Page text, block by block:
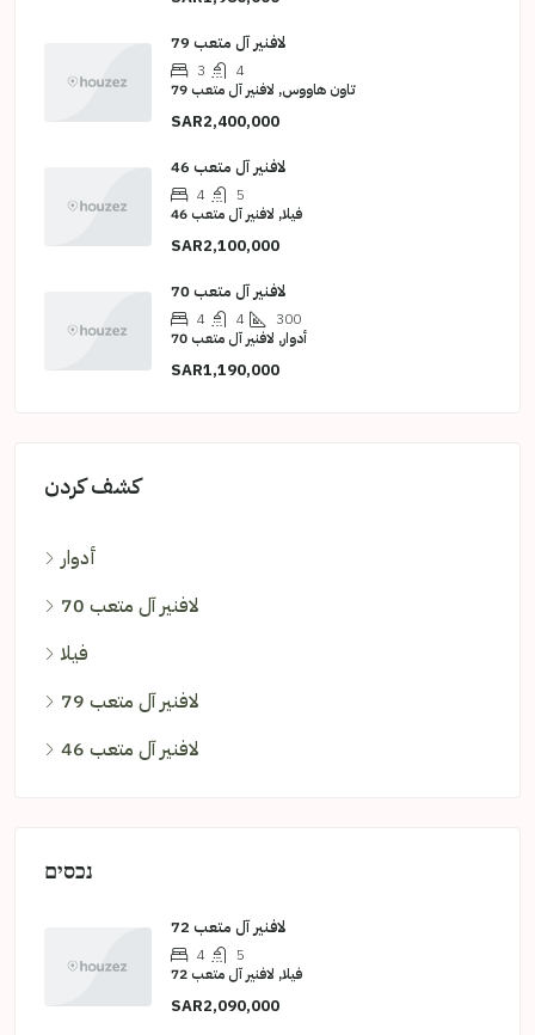
لافنير آل متعب 79
3
4
تاون هاووس, لافنير آل متعب 79
SAR2,400,000
لافنير آل متعب 46
4
5
فيلا, لافنير آل متعب 46
SAR2,100,000
لافنير آل متعب 70
4 4
300
أدوار, لافنير آل متعب 70
SAR1,190,000
كشف كردن
أدوار
لافنير آل متعب 70
فيلا
لافنير آل متعب 79
لافنير آل متعب 46
נכסים
لافنير آل متعب 72
4
5
فيلا, لافنير آل متعب 72
SAR2,090,000